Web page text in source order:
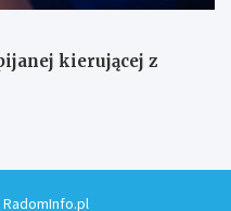
kierującej z
RadomInfo.pl